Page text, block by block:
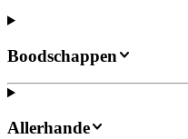
Boodschappen
Allerhande